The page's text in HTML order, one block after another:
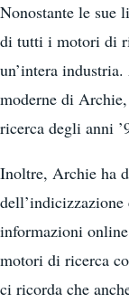
Nonostante le sue
di tutti i motori di
un’intera
moderne di
ricerca degli anni
Inoltre, Archie ha
dell’indicizzazione
informazioni
motori di ricerca
ci ricorda che